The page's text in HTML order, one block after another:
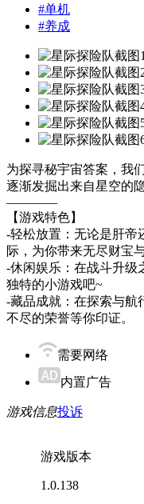
#单机
#养成
为探寻秘宇宙答案，我
逐渐发掘出来自星空的隐
————
【游戏特色】
-轻松放置：无论是肝帝
际，为你带来无尽财宝
-休闲娱乐：在战斗升级
独特的小游戏吧~
-藏品成就：在探索与航
不尽的荣誉等你印证。
需要网络
内置广告
游戏信息投诉
游戏版本
1.0.138